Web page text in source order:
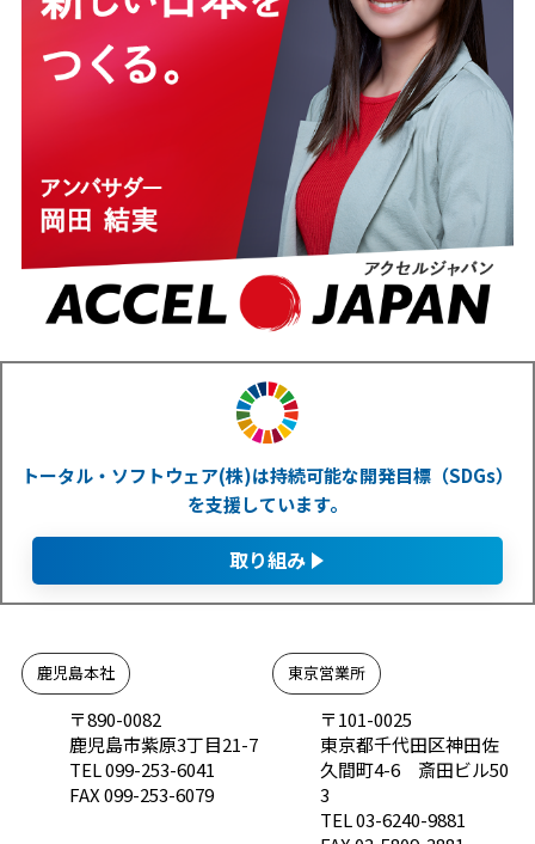
トータル・ソフトウェア(株)は持続可能な開発目標（SDGs）
を支援しています。
取り組み
鹿児島本社
〒890-0082
鹿児島市紫原3丁目21-7
TEL 099-253-6041
FAX 099-253-6079
東京営業所
〒101-0025
東京都千代田区神田佐
久間町4-6 斎田ビル50
3
TEL 03-6240-9881